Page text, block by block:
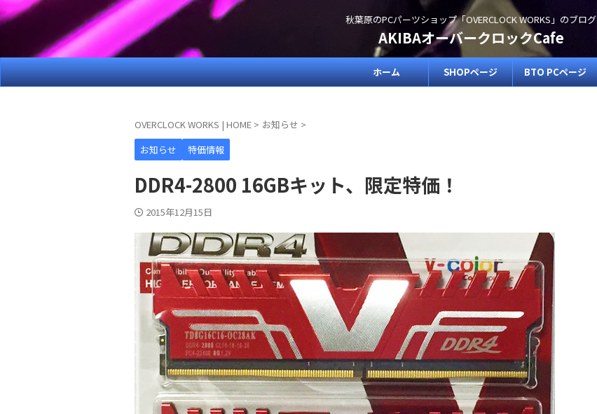
秋葉原のPCパーツショップ「OVERCLOCK WORKS」のブログ
AKIBAオーバークロックCafe
ホーム SHOPページ BTO PCページ
OVERCLOCK WORKS | HOME > お知らせ >
お知らせ
特価情報
DDR4-2800 16GBキット、限定特価！
2015年12月15日